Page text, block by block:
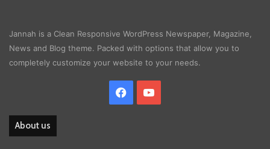
Jannah is a Clean Responsive WordPress Newspaper, Magazine,
News and Blog theme. Packed with options that allow you to
completely customize your website to your needs.
Facebook
About us